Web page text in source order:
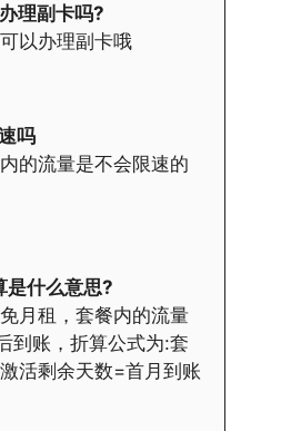
理副卡吗?
以办理副卡哦
吗
的流量是不会限速的
是什么意思?
月租，套餐内的流量
到账，折算公式为:套
活剩余天数=首月到账